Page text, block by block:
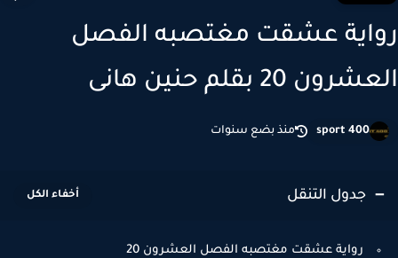
عشقت مغتصبه الفصل
20 بقلم حنين هانى
sport 400 منذ بضع سنوات
جدول التنقل
رواية عشقت مغتصبه الفصل العشرون 20